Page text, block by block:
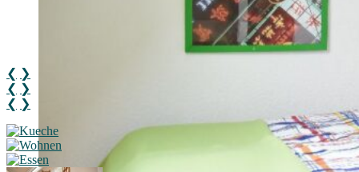
❮ ❯
❮ ❯
❮ ❯